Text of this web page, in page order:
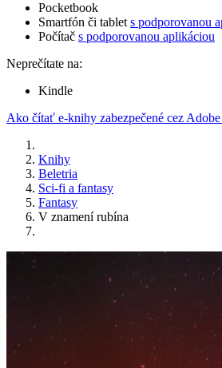
Pocketbook
Smartfón či tablet s podporovanou
Počítač s podporovanou aplikáciou
Neprečítate na:
Kindle
Ako čítať e-knihy zabezpečené cez
Knihy
Beletria
Sci-fi a fantasy
Fantasy
V znamení rubína